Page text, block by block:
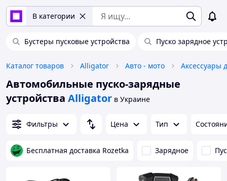
В категории
Бустеры пусковые устройства Пуско зарядное
Каталог товаров Alligator Авто - мото Аксессуары
Автомобильные пуско-зарядные
устройства Alligator в Украине
Фильтры Цена Тип
Бесплатная доставка Rozetka Зарядное